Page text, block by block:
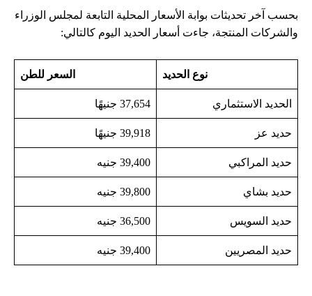
بحسب آخر تحديثات بوابة الأسعار المحلية التابعة لمجلس الوزراء
والشركات المنتجة، جاءت أسعار الحديد اليوم كالتالي:
نوع الحديد السعر للطن
الحديد الاستثماري 37,654 جنيهًا
حديد عز 39,918 جنيهًا
حديد المراكبي 39,400 جنيه
حديد بشاي 39,800 جنيه
حديد السويس 36,500 جنيه
حديد المصريين 39,400 جنيه